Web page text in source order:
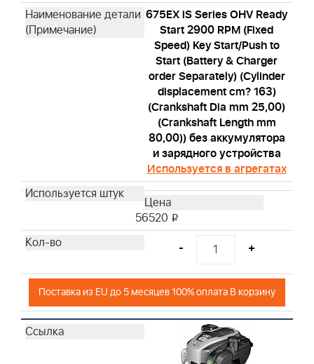
675EX iS Series OHV Ready
Start 2900 RPM (Fixed
Speed) Key Start/Push to
Start (Battery & Charger
order Separately) (Cylinder
displacement cm? 163)
(Crankshaft Dia mm 25,00)
(Crankshaft Length mm
80,00)) без аккумулятора
и зарядного устройства
Используется в агрегатах
56520 i
- +
Поставка из EU до 5 месяцев 100% оплата В корзину